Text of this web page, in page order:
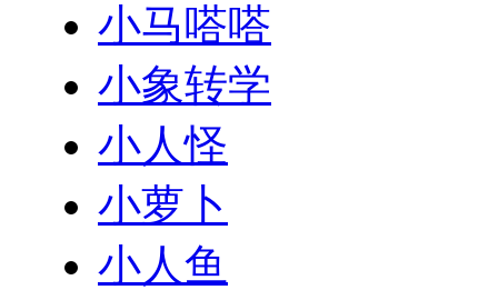
小马嗒嗒
小象转学
小人怪
小萝卜
小人鱼